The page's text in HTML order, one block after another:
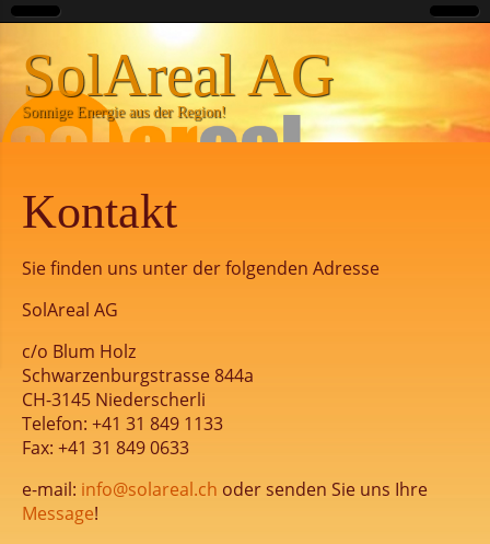
SolAreal AG
Sonnige Energie aus der Region!
Kontakt
Sie finden uns unter der folgenden Adresse
SolAreal AG
c/o Blum Holz
Schwarzenburgstrasse 844a
CH-3145 Niederscherli
Telefon: +41 31 849 1133
Fax: +41 31 849 0633
e-mail: info@solareal.ch oder senden Sie uns Ihre
Message!